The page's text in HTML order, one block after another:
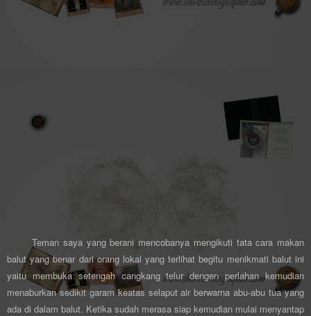
Teman saya yang berani mencobanya mengikuti tata cara makan
balut yang benar dari orang lokal yang terlihat begitu menikmati balut ini
yaitu membuka setengah cangkang telur dengen perlahan kemudian
menaburkan sedikit garam keatas selaput air berwarna abu-abu tua yang
ada di dalam balut. Ketika sudah merasa siap kemudian mulai menyantap